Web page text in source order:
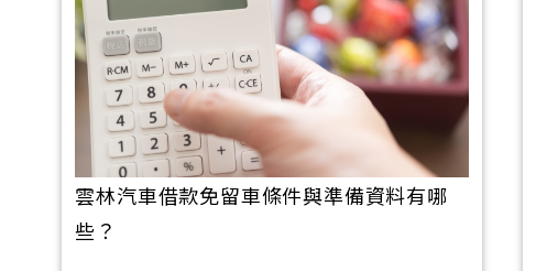
雲林汽車借款免留車條件與準備資料有哪
些？